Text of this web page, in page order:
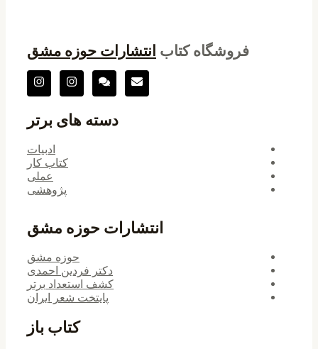
فروشگاه کتابانتشارات حوزه مشق
دسته های برتر
ادبیات
کتاب کار
عملی
پژوهشی
انتشارات حوزه مشق
حوزه مشق
دکتر فردین احمدی
کشف استعداد برتر
پایتخت شعر ایران
کتاب باز